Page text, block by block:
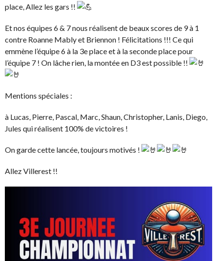
place, Allez les gars !!
Et nos équipes 6 & 7 nous réalisent de beaux scores de 9 à 1
contre Roanne Mably et Briennon ! Félicitations !!! Ce qui
emmène l’équipe 6 à la 3e place et à la seconde place pour
l’équipe 7 ! On lâche rien, la montée en D3 est possible !!
Mentions spéciales :
à Lucas, Pierre, Pascal, Marc, Shaun, Christopher, Lanis, Diego,
Jules qui réalisent 100% de victoires !
On garde cette lancée, toujours motivés !
Allez Villerest !!